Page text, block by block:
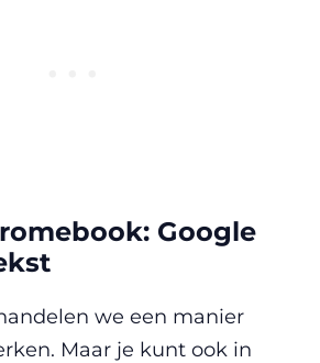
Google
we een manier
Maar je kunt ook in